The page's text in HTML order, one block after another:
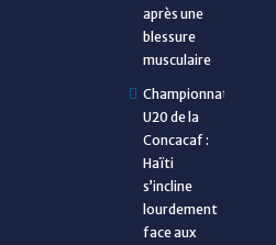
après une
blessure
musculaire
Championnat
U20 de la
Concacaf :
Haïti
s’incline
lourdement
face aux